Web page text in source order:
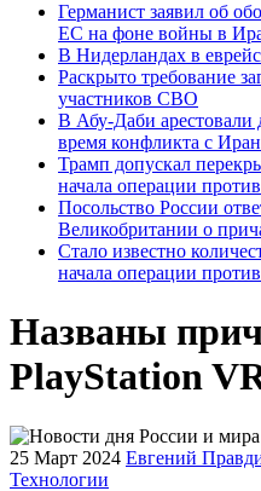
Германист заявил об
ЕС на фоне войны в
В Нидерландах в
Раскрыто требование
участников СВО
В Абу-Даби арестовали
время конфликта с
Трамп допускал
начала операции
Посольство России
Великобритании о
Стало известно
начала операции
Названы
PlayStation
25 Март 2024 Евгений
Технологии